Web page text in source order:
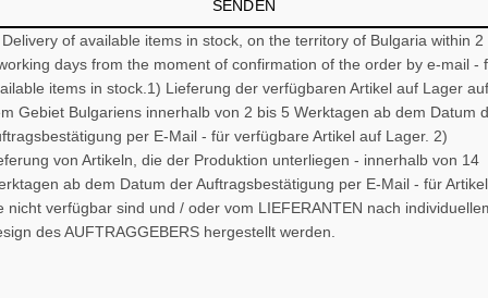
of available items in stock, on the territory of Bulgaria within 2
days from the moment of confirmation of the order by e-mail -
items in stock.1) Lieferung der verfügbaren Artikel auf Lager auf
Gebiet Bulgariens innerhalb von 2 bis 5 Werktagen ab dem Datum
per E-Mail - für verfügbare Artikel auf Lager. 2)
von Artikeln, die der Produktion unterliegen - innerhalb von 14
ab dem Datum der Auftragsbestätigung per E-Mail - für
nicht verfügbar sind und / oder vom LIEFERANTEN nach
des AUFTRAGGEBERS hergestellt werden.